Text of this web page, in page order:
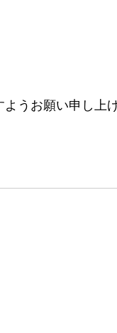
うお願い申し上げ